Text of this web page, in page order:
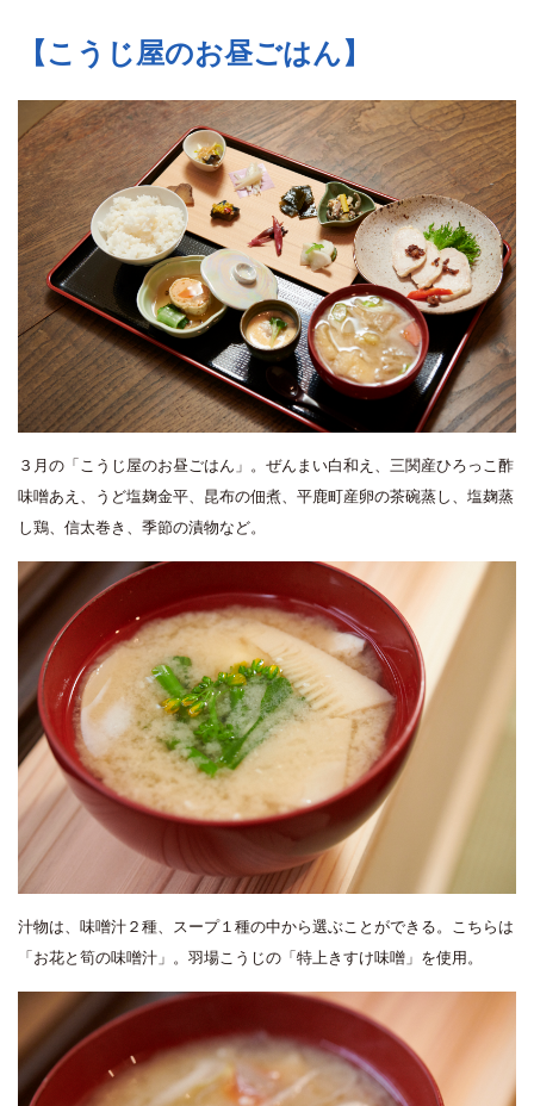
【こうじ屋のお昼ごはん】
３月の「こうじ屋のお昼ごはん」。ぜんまい白和え、三関産ひろっこ酢
味噌あえ、うど塩麹金平、昆布の佃煮、平鹿町産卵の茶碗蒸し、塩麹蒸
し鶏、信太巻き、季節の漬物など。
汁物は、味噌汁２種、スープ１種の中から選ぶことができる。こちらは
「お花と筍の味噌汁」。羽場こうじの「特上きすけ味噌」を使用。